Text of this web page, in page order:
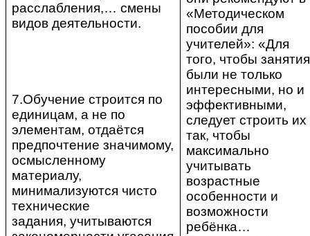
расслабления,… смены
видов деятельности.
7.Обучение строится по
единицам, а не по
элементам, отдаётся
предпочтение значимому,
осмысленному
материалу,
минимализуются чисто
технические
задания, учитываются
«Методическом
пособии для
учителей»: «Для
того, чтобы занятия
были не только
интересными, но и
эффективными,
следует строить их
так, чтобы
максимально
учитывать
возрастные
особенности и
возможности
ребёнка…